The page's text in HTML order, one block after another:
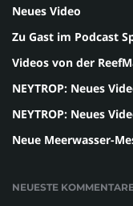
Neues Video
Zu Gast im Podcast
Videos von der
NEYTROP: Neues
NEYTROP: Neues
Neue Meerwasser-
NEUESTE